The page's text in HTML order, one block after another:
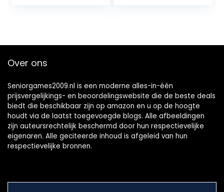
Over ons
Seniorgames2009.nl is een moderne alles-in-één
prijsvergelijkings- en beoordelingswebsite die de beste deals
biedt die beschikbaar zijn op amazon en u op de hoogte
houdt via de laatst toegevoegde blogs. Alle afbeeldingen
zijn auteursrechtelijk beschermd door hun respectievelijke
eigenaren. Alle geciteerde inhoud is afgeleid van hun
respectievelijke bronnen.